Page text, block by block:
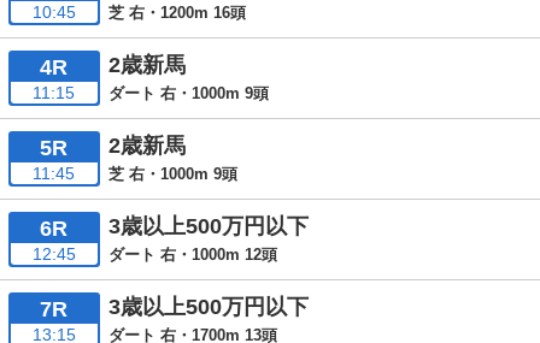
10:45 芝 右・1200m 16頭
4R
11:15
2歳新馬
ダート 右・1000m 9頭
5R
11:45
2歳新馬
芝 右・1000m 9頭
6R
12:45
3歳以上500万円以下
ダート 右・1000m 12頭
7R
13:15
3歳以上500万円以下
ダート 右・1700m 13頭